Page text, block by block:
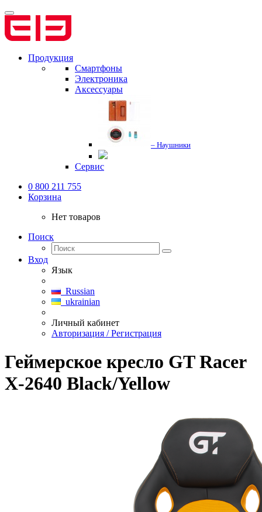
Продукция
Смартфоны
Электроника
Аксессуары
– Наушники
Сервис
0 800 211 755
Корзина
Нет товаров
Поиск
Вход
Язык
Russian
ukrainian
Личный кабинет
Авторизация / Регистрация
Геймерское кресло GT Racer
X-2640 Black/Yellow